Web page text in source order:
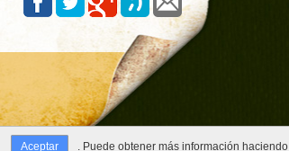
Aceptar . Puede obtener más información haciendo